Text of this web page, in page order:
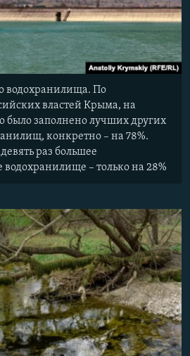
водохранилища. По
властей Крыма, на
было заполнено лучших других
конкретно – на 78%.
раз большее
– только на 28%